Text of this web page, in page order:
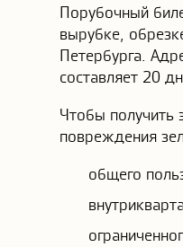
Порубочный
вырубке,
Петербурга.
составляет 20
Чтобы получить
повреждения
общего